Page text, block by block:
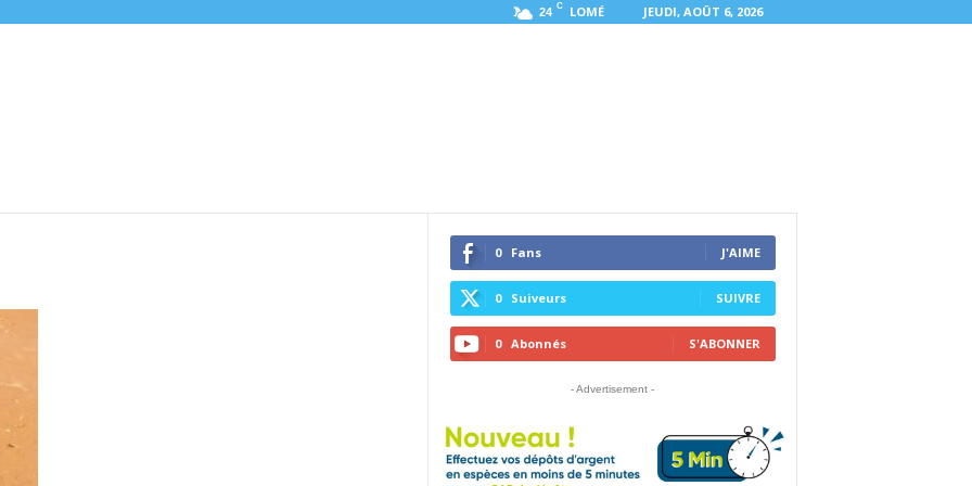
24 C LOMÉ JEUDI, AOÛT 6, 2026
0 Fans J'AIME
0 Suiveurs SUIVRE
0 Abonnés S'ABONNER
- Advertisement -